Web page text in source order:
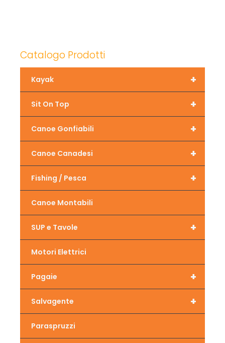
Catalogo Prodotti
+
Kayak
+
Sit On Top
+
Canoe Gonfiabili
+
Canoe Canadesi
+
Fishing / Pesca
Canoe Montabili
+
SUP e Tavole
Motori Elettrici
+
Pagaie
+
Salvagente
Paraspruzzi